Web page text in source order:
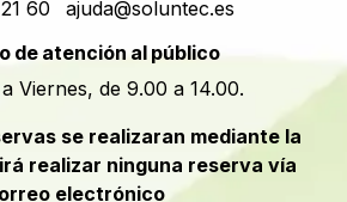
60
ajuda@soluntec.es
de atención al público
Viernes, de 9.00 a 14.00.
se realizaran mediante la
realizar ninguna reserva vía
electrónico